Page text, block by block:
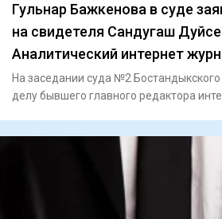
Гульнар Бажкенова в суде
на свидетеля Сандугаш
Аналитический интернет
На заседании суда №2
делу бывшего главного редактора